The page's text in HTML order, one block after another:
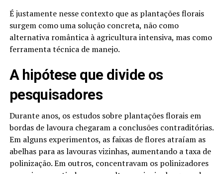
É justamente nesse contexto que as plantações florais
surgem como uma solução concreta, não como
alternativa romântica à agricultura intensiva, mas como
ferramenta técnica de manejo.
A hipótese que divide os
pesquisadores
Durante anos, os estudos sobre plantações florais em
bordas de lavoura chegaram a conclusões contraditórias.
Em alguns experimentos, as faixas de flores atraíam as
abelhas para as lavouras vizinhas, aumentando a taxa de
polinização. Em outros, concentravam os polinizadores